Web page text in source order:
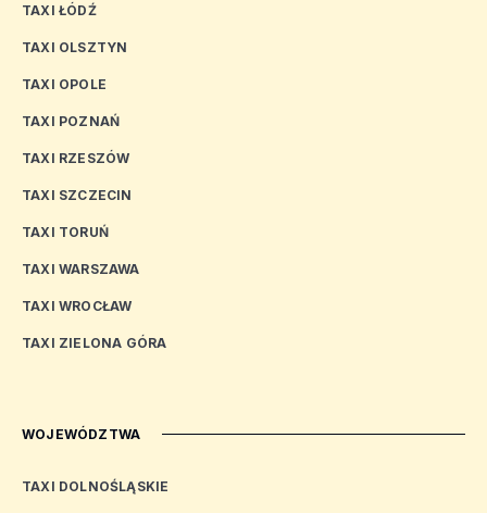
TAXI ŁÓDŹ
TAXI OLSZTYN
TAXI OPOLE
TAXI POZNAŃ
TAXI RZESZÓW
TAXI SZCZECIN
TAXI TORUŃ
TAXI WARSZAWA
TAXI WROCŁAW
TAXI ZIELONA GÓRA
WOJEWÓDZTWA
TAXI DOLNOŚLĄSKIE